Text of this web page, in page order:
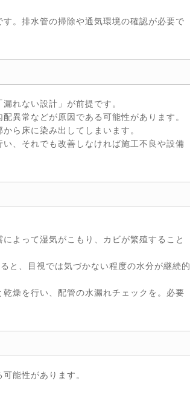
。排水管の掃除や通気環境の確認が必要で
れない設計」が前提です。
異常などが原因である可能性があります。
ら床に染み出してしまいます。
、それでも改善しなければ施工不良や設備
よって湿気がこもり、カビが繁殖すること
と、目視では気づかない程度の水分が継続的
燥を行い、配管の水漏れチェックを。必要
能性があります。